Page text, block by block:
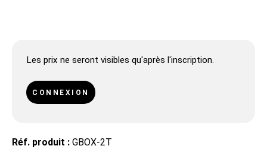
Les prix ne seront visibles qu'après l'inscription.
CONNEXION
Réf. produit : GBOX-2T